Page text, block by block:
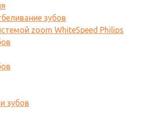
зубов
zoom WhiteSpeed Philips
зубов